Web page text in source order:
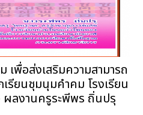
เพื่อส่งเสริมความสามารถ
รียนชุมนุมคำคม โรงเรียน
ลงานครูระพีพร ถิ่นปรุ